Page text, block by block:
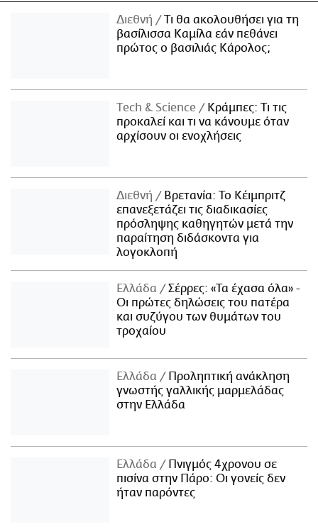
Διεθνή
Τι θα ακολουθήσει για τη
βασίλισσα Καμίλα εάν πεθάνει
πρώτος ο βασιλιάς Κάρολος;
Τech & Science
Κράμπες: Τι τις
προκαλεί και τι να κάνουμε όταν
αρχίσουν οι ενοχλήσεις
Διεθνή
Βρετανία: Το Κέιμπριτζ
επανεξετάζει τις διαδικασίες
πρόσληψης καθηγητών μετά την
παραίτηση διδάσκοντα για
λογοκλοπή
Ελλάδα
Σέρρες: «Τα έχασα όλα» -
Οι πρώτες δηλώσεις του πατέρα
και συζύγου των θυμάτων του
τροχαίου
Ελλάδα
Προληπτική ανάκληση
γνωστής γαλλικής μαρμελάδας
στην Ελλάδα
Ελλάδα
Πνιγμός 4χρονου σε
πισίνα στην Πάρο: Οι γονείς δεν
ήταν παρόντες